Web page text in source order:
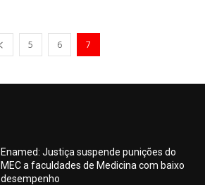
5 6 7
Enamed: Justiça suspende punições do
MEC a faculdades de Medicina com baixo
desempenho